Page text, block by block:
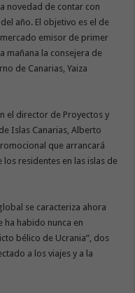
novedad de contar con
año. El objetivo es el de
emisor de primer
mañana la consejera de
de Canarias, Yaiza
el director de Proyectos y
Islas Canarias, Alberto
que arrancará
residentes en las islas de
se caracteriza ahora
habido nunca en
bélico de Ucrania”, dos
a los viajes y a la